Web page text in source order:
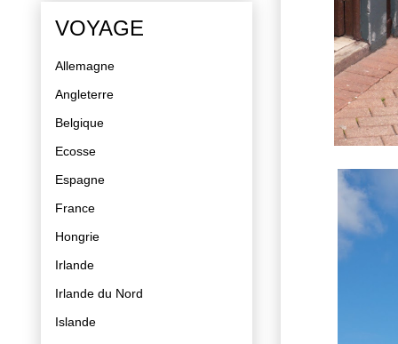
VOYAGE
Allemagne
Angleterre
Belgique
Ecosse
Espagne
France
Hongrie
Irlande
Irlande du Nord
Islande